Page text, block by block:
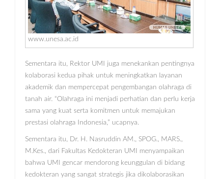
www.unesa.ac.id
Sementara itu, Rektor UMI juga menekankan pentingnya
kolaborasi kedua pihak untuk meningkatkan layanan
akademik dan mempercepat pengembangan olahraga di
tanah air. “Olahraga ini menjadi perhatian dan perlu kerja
sama yang kuat serta komitmen untuk memajukan
prestasi olahraga Indonesia,” ucapnya.
Sementara itu, Dr. H. Nasruddin AM., SPOG., MARS.,
M.Kes., dari Fakultas Kedokteran UMI menyampaikan
bahwa UMI gencar mendorong keunggulan di bidang
kedokteran yang sangat strategis jika dikolaborasikan